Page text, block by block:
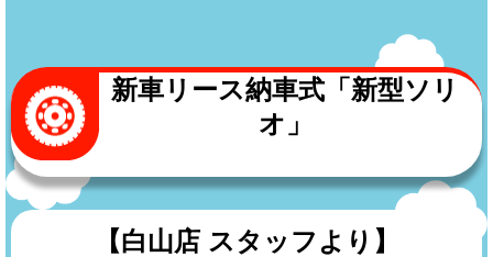
新車リース納車式「新型ソリ
オ」
【白山店 スタッフより】